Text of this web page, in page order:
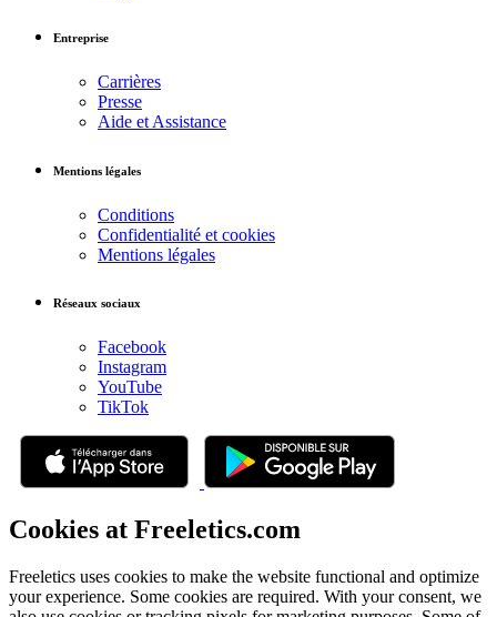
Entreprise
Carrières
Presse
Aide et Assistance
Mentions légales
Conditions
Confidentialité et cookies
Mentions légales
Réseaux sociaux
Facebook
Instagram
YouTube
TikTok
Cookies at Freeletics.com
Freeletics uses cookies to make the website functional and optimize
your experience. Some cookies are required. With your consent, we